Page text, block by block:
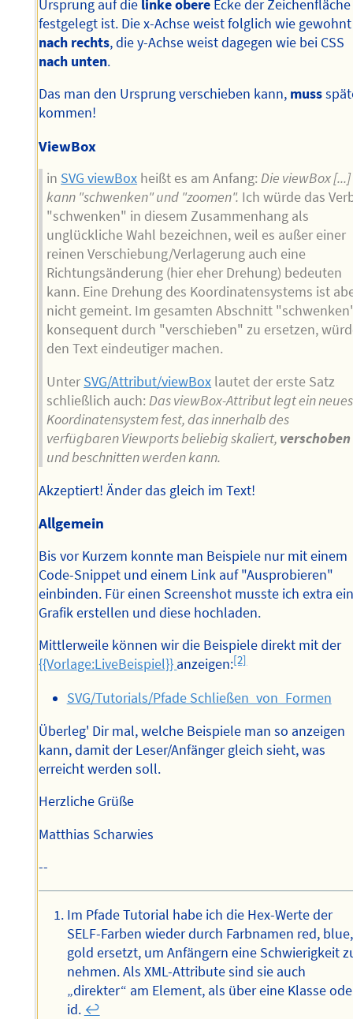
Ursprung auf die linke obere Ecke der Zeichenfläche
festgelegt ist. Die x-Achse weist folglich wie gewohnt
nach rechts, die y-Achse weist dagegen wie bei CSS
nach unten.
Das man den Ursprung verschieben kann, muss
kommen!
ViewBox
in SVG viewBox heißt es am Anfang:Die viewBox [...]
kann "schwenken" und "zoomen". Ich würde das
"schwenken" in diesem Zusammenhang als
unglückliche Wahl bezeichnen, weil es außer einer
reinen Verschiebung/Verlagerung auch eine
Richtungsänderung (hier eher Drehung) bedeuten
kann. Eine Drehung des Koordinatensystems ist
nicht gemeint. Im gesamten Abschnitt
konsequent durch "verschieben" zu ersetzen,
den Text eindeutiger machen.
Unter SVG/Attribut/viewBox lautet der erste Satz
schließlich auch:Das viewBox-Attribut legt ein neues
Koordinatensystem fest, das innerhalb des
verfügbaren Viewports beliebig skaliert, verschoben
und beschnitten werden kann.
Akzeptiert! Änder das gleich im Text!
Allgemein
Bis vor Kurzem konnte man Beispiele nur mit einem
Code-Snippet und einem Link auf "Ausprobieren"
einbinden. Für einen Screenshot musste ich extra
Grafik erstellen und diese hochladen.
Mittlerweile können wir die Beispiele direkt mit der
{{Vorlage:LiveBeispiel}} anzeigen:[2]
SVG/Tutorials/Pfade Schließen_von_Formen
Überleg' Dir mal, welche Beispiele man so anzeigen
kann, damit der Leser/Anfänger gleich sieht, was
erreicht werden soll.
Herzliche Grüße
Matthias Scharwies
--
Im Pfade Tutorial habe ich die Hex-Werte der
SELF-Farben wieder durch Farbnamen red, blue,
gold ersetzt, um Anfängern eine Schwierigkeit
nehmen. Als XML-Attribute sind sie auch
„direkter“ am Element, als über eine Klasse
id. ↩︎